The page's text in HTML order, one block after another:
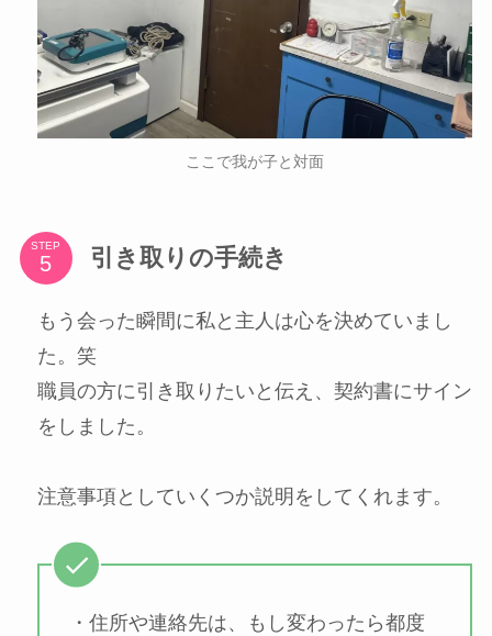
ここで我が子と対面
STEP 引き取りの手続き
もう会った瞬間に私と主人は心を決めていまし
た。笑
職員の方に引き取りたいと伝え、契約書にサイン
をしました。
注意事項としていくつか説明をしてくれます。
・住所や連絡先は、もし変わったら都度